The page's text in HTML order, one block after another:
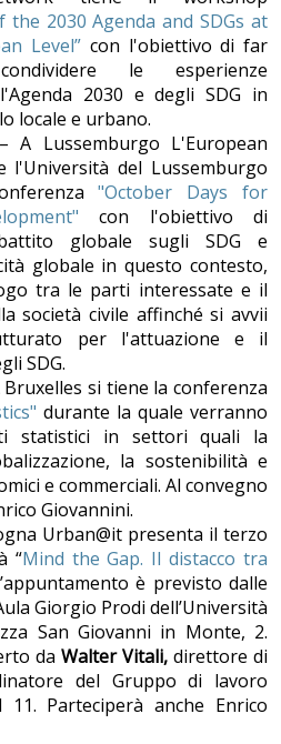
2030 Agenda and SDGs at
Level” con l'obiettivo di far
le esperienze
2030 e degli SDG in
locale e urbano.
– A Lussemburgo L'European
l'Università del Lussemburgo
"October Days for
con l'obiettivo di
globale sugli SDG e
globale in questo contesto,
tra le parti interessate e il
società civile affinché si avvii
per l'attuazione e il
SDG.
Bruxelles si tiene la conferenza
durante la quale verranno
statistici in settori quali la
la sostenibilità e
e commerciali. Al convegno
Giovannini.
Urban@it presenta il terzo
“Mind the Gap. Il distacco tra
è previsto dalle
Giorgio Prodi dell’Università
San Giovanni in Monte, 2.
da Walter Vitali, direttore di
del Gruppo di lavoro
11. Parteciperà anche Enrico